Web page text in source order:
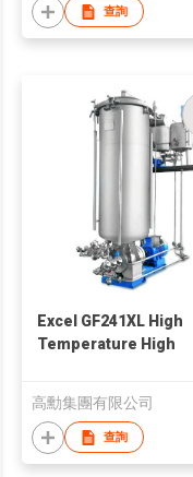
Machine
查詢
Excel GF241XL High
Temperature High
高勳集團有限公司
查詢